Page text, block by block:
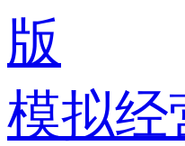
版
模拟经